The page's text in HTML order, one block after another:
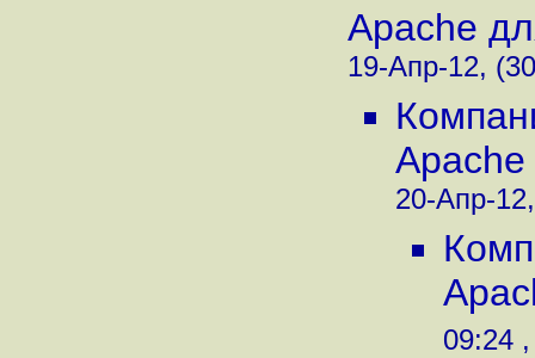
Apache
19-Апр-12,
20-Апр-
09:24